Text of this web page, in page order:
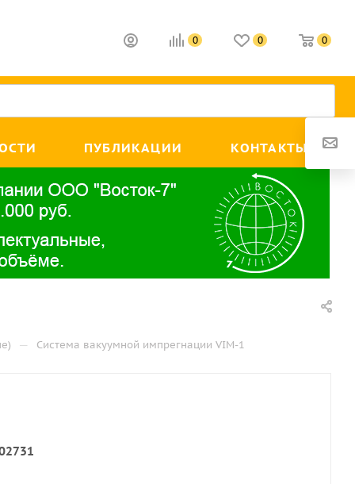
0 0 0
ПУБЛИКАЦИИ КОНТАКТЫ
— Система вакуумной импрегнации VIM-1